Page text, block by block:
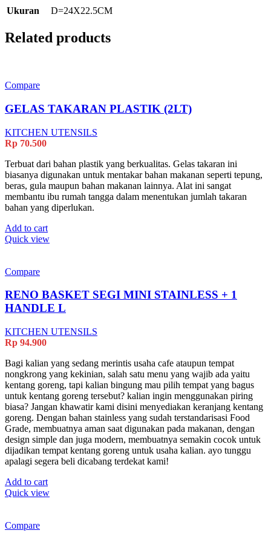
Ukuran D=24X22.5CM
Related products
Compare
GELAS TAKARAN PLASTIK (2LT)
KITCHEN UTENSILS
Rp 70.500
Terbuat dari bahan plastik yang berkualitas. Gelas takaran ini
biasanya digunakan untuk mentakar bahan makanan seperti tepung,
beras, gula maupun bahan makanan lainnya. Alat ini sangat
membantu ibu rumah tangga dalam menentukan jumlah takaran
bahan yang diperlukan.
Add to cart
Quick view
Compare
RENO BASKET SEGI MINI STAINLESS + 1
HANDLE L
KITCHEN UTENSILS
Rp 94.900
Bagi kalian yang sedang merintis usaha cafe ataupun tempat
nongkrong yang kekinian, salah satu menu yang wajib ada yaitu
kentang goreng, tapi kalian bingung mau pilih tempat yang bagus
untuk kentang goreng tersebut? kalian ingin menggunakan piring
biasa? Jangan khawatir kami disini menyediakan keranjang kentang
goreng. Dengan bahan stainless yang sudah terstandarisasi Food
Grade, membuatnya aman saat digunakan pada makanan, dengan
design simple dan juga modern, membuatnya semakin cocok untuk
dijadikan tempat kentang goreng untuk usaha kalian. ayo tunggu
apalagi segera beli dicabang terdekat kami!
Add to cart
Quick view
Compare